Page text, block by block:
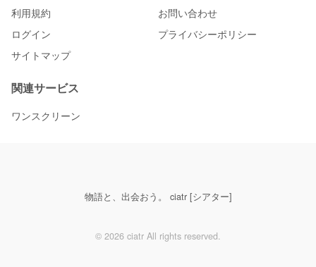
利用規約
お問い合わせ
ログイン
プライバシーポリシー
サイトマップ
関連サービス
ワンスクリーン
物語と、出会おう。 ciatr [シアター]
© 2026 ciatr All rights reserved.